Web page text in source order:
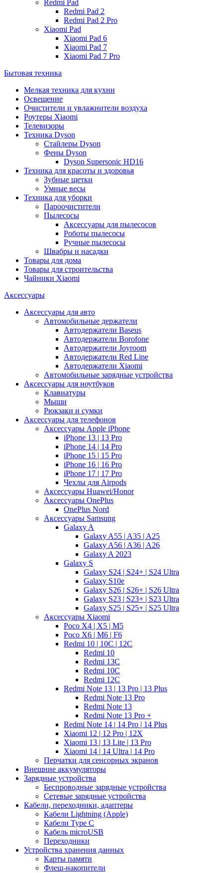
Redmi Pad
Redmi Pad 2
Redmi Pad 2 Pro
Xiaomi Pad
Xiaomi Pad 6
Xiaomi Pad 7
Xiaomi Pad 7 Pro
Бытовая техника
Мелкая техника для кухни
Освещение
Очистители и увлажнители воздуха
Роутеры Xiaomi
Телевизоры
Техника Dyson
Стайлеры Dyson
Фены Dyson
Dyson Supersonic HD16
Техника для красоты и здоровья
Зубные щетки
Умные весы
Техника для уборки
Пароочистители
Пылесосы
Аксессуары для пылесосов
Роботы пылесосы
Ручные пылесосы
Швабры и насадки
Товары для дома
Товары для строительства
Чайники Xiaomi
Аксессуары
Аксессуары для авто
Автомобильные держатели
Автодержатели Baseus
Автодержатели Borofone
Автодержатели Joyroom
Автодержатели Red Line
Автодержатели Xiaomi
Автомобильные зарядные устройства
Аксессуары для ноутбуков
Клавиатуры
Мыши
Рюкзаки и сумки
Аксессуары для телефонов
Аксессуары Apple iPhone
iPhone 13 | 13 Pro
iPhone 14 | 14 Pro
iPhone 15 | 15 Pro
iPhone 16 | 16 Pro
iPhone 17 | 17 Pro
Чехлы для Airpods
Аксессуары Huawei/Honor
Аксессуары OnePlus
OnePlus Nord
Аксессуары Samsung
Galaxy A
Galaxy A55 | A35 | A25
Galaxy A56 | A36 | A26
Galaxy A 2023
Galaxy S
Galaxy S24 | S24+ | S24 Ultra
Galaxy S10e
Galaxy S26 | S26+ | S26 Ultra
Galaxy S23 | S23+ | S23 Ultra
Galaxy S25 | S25+ | S25 Ultra
Аксессуары Xiaomi
Poco X4 | X5 | M5
Poco X6 | M6 | F6
Redmi 10 | 10C | 12C
Redmi 10
Redmi 13C
Redmi 10C
Redmi 12C
Redmi Note 13 | 13 Pro | 13 Plus
Redmi Note 13 Pro
Redmi Note 13
Redmi Note 13 Pro +
Redmi Note 14 | 14 Pro | 14 Plus
Xiaomi 12 | 12 Pro | 12X
Xiaomi 13 | 13 Lite | 13 Pro
Xiaomi 14 | 14 Ultra | 14 Pro
Перчатки для сенсорных экранов
Внешние аккумуляторы
Зарядные устройства
Беспроводные зарядные устройства
Сетевые зарядные устройства
Кабели, переходники, адаптеры
Кабели Lightning (Apple)
Кабели Type C
Кабель microUSB
Переходники
Устройства хранения данных
Карты памяти
Флеш-накопители